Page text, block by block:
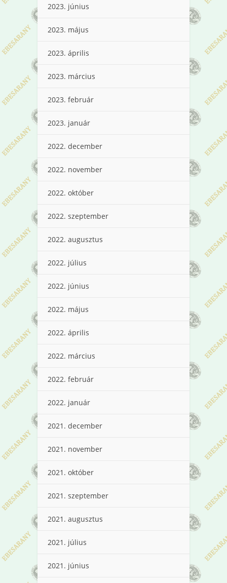
2023. június
2023. május
2023. április
2023. március
2023. február
2023. január
2022. december
2022. november
2022. október
2022. szeptember
2022. augusztus
2022. július
2022. június
2022. május
2022. április
2022. március
2022. február
2022. január
2021. december
2021. november
2021. október
2021. szeptember
2021. augusztus
2021. július
2021. június